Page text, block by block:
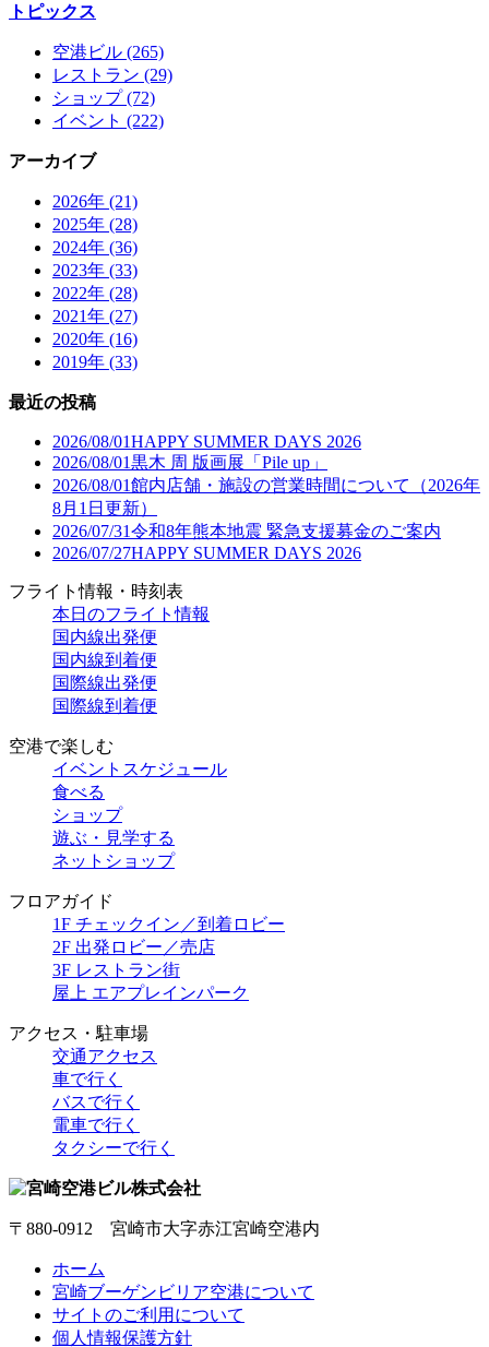
トピックス
空港ビル (265)
レストラン (29)
ショップ (72)
イベント (222)
アーカイブ
2026年 (21)
2025年 (28)
2024年 (36)
2023年 (33)
2022年 (28)
2021年 (27)
2020年 (16)
2019年 (33)
最近の投稿
2026/08/01HAPPY SUMMER DAYS 2026
2026/08/01黒木 周 版画展「Pile up」
2026/08/01館内店舗・施設の営業時間について（2026年
8月1日更新）
2026/07/31令和8年熊本地震 緊急支援募金のご案内
2026/07/27HAPPY SUMMER DAYS 2026
フライト情報・時刻表
本日のフライト情報
国内線出発便
国内線到着便
国際線出発便
国際線到着便
空港で楽しむ
イベントスケジュール
食べる
ショップ
遊ぶ・見学する
ネットショップ
フロアガイド
1F チェックイン／到着ロビー
2F 出発ロビー／売店
3F レストラン街
屋上 エアプレインパーク
アクセス・駐車場
交通アクセス
車で行く
バスで行く
電車で行く
タクシーで行く
〒880-0912 宮崎市大字赤江宮崎空港内
ホーム
宮崎ブーゲンビリア空港について
サイトのご利用について
個人情報保護方針